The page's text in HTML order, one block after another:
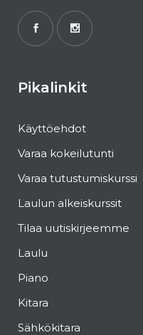
Pikalinkit
Käyttöehdot
Varaa kokeilutunti
Varaa tutustumiskurssi
Laulun alkeiskurssit
Tilaa uutiskirjeemme
Laulu
Piano
Kitara
Sähkökitara